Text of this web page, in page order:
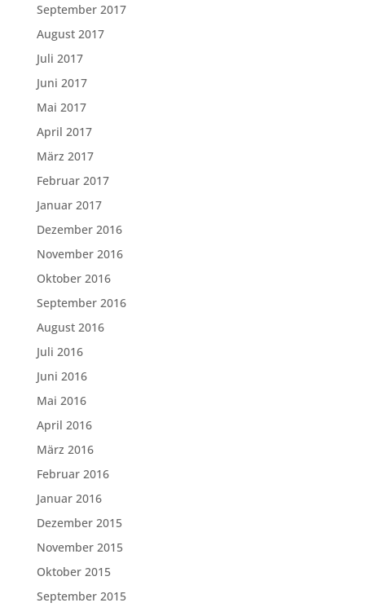
September 2017
August 2017
Juli 2017
Juni 2017
Mai 2017
April 2017
März 2017
Februar 2017
Januar 2017
Dezember 2016
November 2016
Oktober 2016
September 2016
August 2016
Juli 2016
Juni 2016
Mai 2016
April 2016
März 2016
Februar 2016
Januar 2016
Dezember 2015
November 2015
Oktober 2015
September 2015